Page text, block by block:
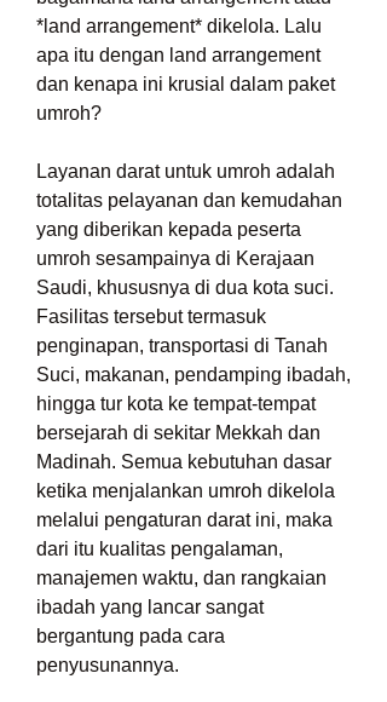
*land arrangement* dikelola. Lalu
apa itu dengan land arrangement
dan kenapa ini krusial dalam paket
umroh?
Layanan darat untuk umroh adalah
totalitas pelayanan dan kemudahan
yang diberikan kepada peserta
umroh sesampainya di Kerajaan
Saudi, khususnya di dua kota suci.
Fasilitas tersebut termasuk
penginapan, transportasi di Tanah
Suci, makanan, pendamping ibadah,
hingga tur kota ke tempat-tempat
bersejarah di sekitar Mekkah dan
Madinah. Semua kebutuhan dasar
ketika menjalankan umroh dikelola
melalui pengaturan darat ini, maka
dari itu kualitas pengalaman,
manajemen waktu, dan rangkaian
ibadah yang lancar sangat
bergantung pada cara
penyusunannya.